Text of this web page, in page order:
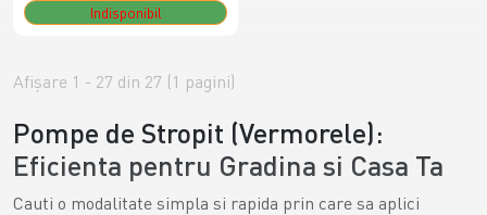
Indisponibil
Afişare 1 - 27 din 27 (1 pagini)
Pompe de Stropit (Vermorele):
Eficienta pentru Gradina si Casa Ta
Cauti o modalitate simpla si rapida prin care sa aplici